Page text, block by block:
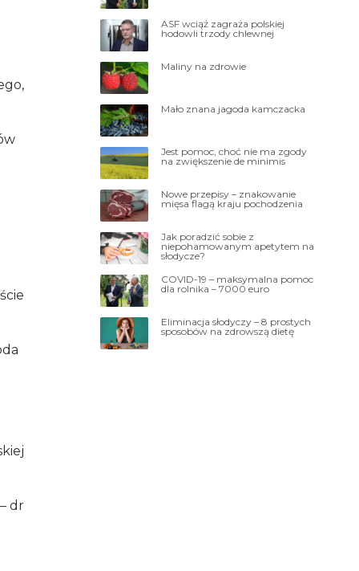
dr
ASF wciąż zagraża polskiej
hodowli trzody chlewnej
Maliny na zdrowie
Mało znana jagoda kamczacka
Jest pomoc, choć nie ma zgody
na zwiększenie de minimis
Nowe przepisy – znakowanie
mięsa flagą kraju pochodzenia
Jak poradzić sobie z
niepohamowanym apetytem na
słodycze?
COVID-19 – maksymalna pomoc
dla rolnika – 7000 euro
Eliminacja słodyczy – 8 prostych
sposobów na zdrowszą dietę